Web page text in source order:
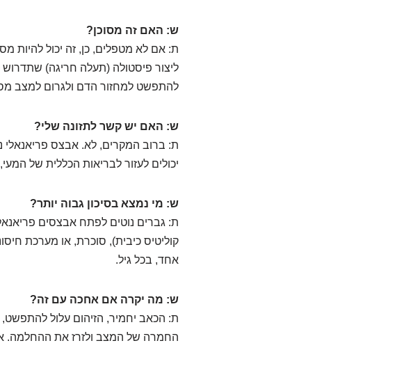
ש: האם זה מסוכן?
ת: אם לא מטפלים, כן, זה יכול להיות
ליצור פיסטולה (תעלה חריגה) שתדרוש
להתפשט למחזור הדם ולגרום למצב
ש: האם יש קשר לתזונה שלי?
ת: ברוב המקרים, לא. אבצס פריאנאלי
יכולים לעזור לבריאות הכללית של
ש: מי נמצא בסיכון גבוה יותר?
ת: גברים נוטים לפתח אבצסים
קוליטיס כיבית), סוכרת, או מערכת
אחד, בכל גיל.
ש: מה יקרה אם אחכה עם זה?
ת: הכאב יחמיר, הזיהום עלול להתפשט,
החמרה של המצב ולזרז את ההחלמה.